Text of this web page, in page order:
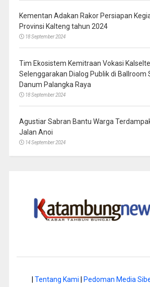
Kementan Adakan Rakor Persiapan
Provinsi Kalteng tahun 2024
18 September 2024
Tim Ekosistem Kemitraan Vokasi
Selenggarakan Dialog Publik di Ballroom
Danum Palangka Raya
18 September 2024
Agustiar Sabran Bantu Warga
Jalan Anoi
14 September 2024
Tentang Kami Pedoman Media